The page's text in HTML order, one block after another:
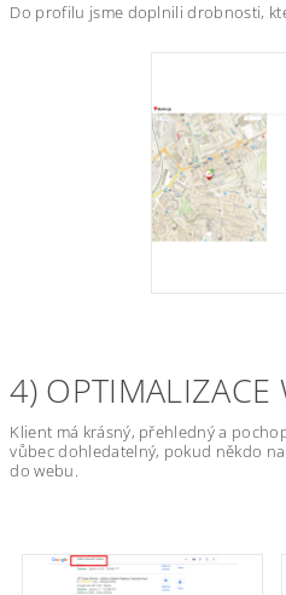
Do profilu jsme doplnili drobnosti,
4) OPTIMALIZACE
Klient má krásný, přehledný a
vůbec dohledatelný, pokud někdo
do webu.